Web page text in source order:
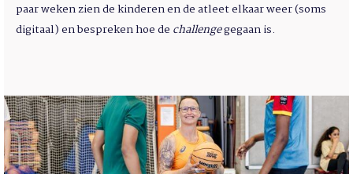
paar weken zien de kinderen en de atleet elkaar weer (soms
digitaal) en bespreken hoe de challengegegaan is.